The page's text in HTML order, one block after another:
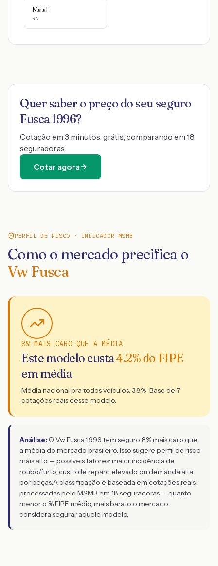
Natal
RN
Quer saber o preço do seu seguro
Fusca 1996?
Cotação em 3 minutos, grátis, comparando em 18
seguradoras.
Cotar agora
PERFIL DE RISCO · INDICADOR MSMB
Como o mercado precifica o
Vw Fusca
8% MAIS CARO QUE A MÉDIA
Este modelo custa4.2% do FIPE
em média
Média nacional pra todos veículos: 3.8% · Base de 7
cotações reais desse modelo.
Análise: O Vw Fusca 1996 tem seguro 8% mais caro que
a média do mercado brasileiro. Isso sugere perfil de risco
mais alto — possíveis fatores: maior incidência de
roubo/furto, custo de reparo elevado ou demanda alta
por peças.A classificação é baseada em cotações reais
processadas pelo MSMB em 18 seguradoras — quanto
menor o % FIPE médio, mais barato o mercado
considera segurar aquele modelo.